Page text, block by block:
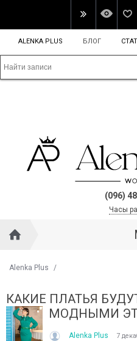
ALENKA PLUS БЛОГ
(096)
Часы
Alenka Plus /
КАКИЕ ПЛАТЬЯ
МОДНЫМИ
Alenka Plus 7